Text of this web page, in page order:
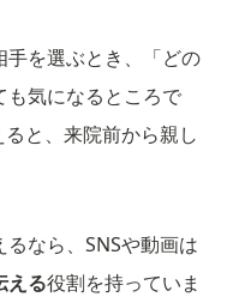
を選ぶとき、「どの
も気になるところで
と、来院前から親し
なら、SNSや動画は
える役割を持っていま